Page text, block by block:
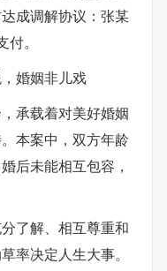
成调解协议：张某
。
婚姻非儿戏
承载着对美好婚姻
本案中，双方年龄
后未能相互包容，
了解、相互尊重和
率决定人生大事。